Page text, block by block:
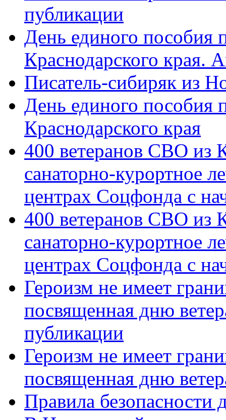
публикации
День единого пособия
Краснодарского края.
Писатель-сибиряк из
День единого пособия
Краснодарского края
400 ветеранов СВО из
санаторно-курортное
центрах Соцфонда с
400 ветеранов СВО из
санаторно-курортное
центрах Соцфонда с
Героизм не имеет
посвященная дню
публикации
Героизм не имеет
посвященная дню
Правила безопасности